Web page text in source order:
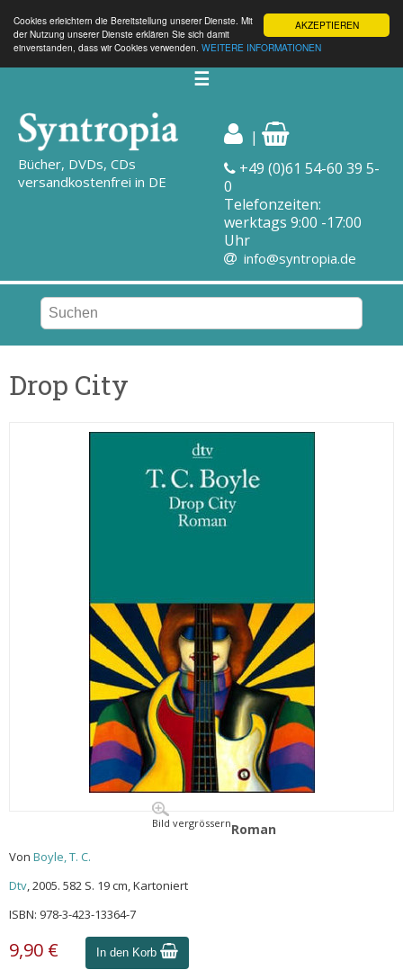
AKZEPTIEREN
Cookies erleichtern die Bereitstellung unserer Dienste. Mit
der Nutzung unserer Dienste erklären Sie sich damit
einverstanden, dass wir Cookies verwenden. WEITERE INFORMATIONEN
☰
Bücher, DVDs, CDs
versandkostenfrei in DE
|
+49 (0)61 54-60 39 5-
0
Telefonzeiten:
werktags 9:00 -17:00
Uhr
info@syntropia.de
Drop City
Bild vergrössernRoman
Von Boyle, T. C.
Dtv, 2005. 582 S. 19 cm, Kartoniert
ISBN: 978-3-423-13364-7
9,90 € In den Korb